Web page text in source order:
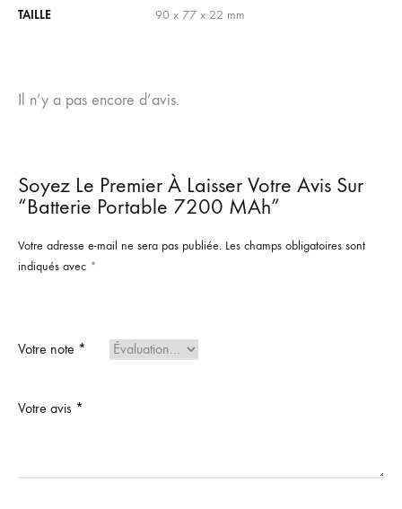
TAILLE 90 x 77 x 22 mm
Il n’y a pas encore d’avis.
Soyez Le Premier À Laisser Votre Avis Sur
“Batterie Portable 7200 MAh”
Votre adresse e-mail ne sera pas publiée. Les champs obligatoires sont
indiqués avec *
Votre note *
Votre avis *